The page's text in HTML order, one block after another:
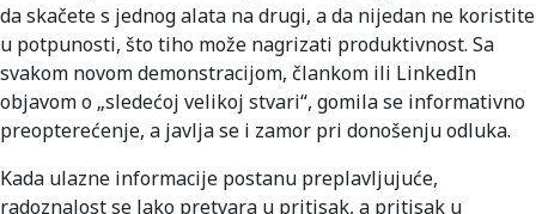
da skačete s jednog alata na drugi, a da nijedan ne koristite
u potpunosti, što tiho može nagrizati produktivnost. Sa
svakom novom demonstracijom, člankom ili LinkedIn
objavom o „sledećoj velikoj stvari“, gomila se informativno
preopterećenje, a javlja se i zamor pri donošenju odluka.
Kada ulazne informacije postanu preplavljujuće,
radoznalost se lako pretvara u pritisak, a pritisak u